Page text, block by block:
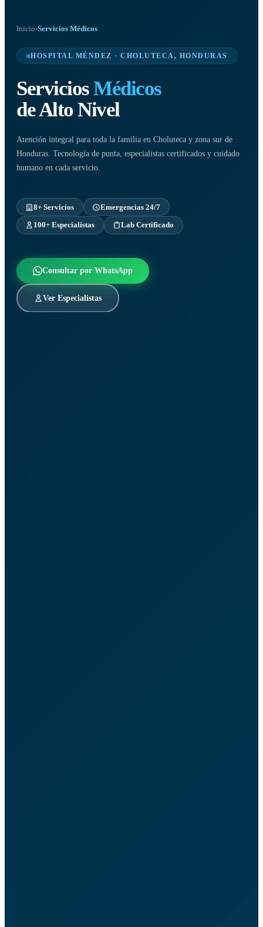
Inicio›Servicios Médicos
HOSPITAL MÉNDEZ · CHOLUTECA, HONDURAS
ServiciosMédicos
de Alto Nivel
Atención integral para toda la familia en Choluteca y zona sur de
Honduras. Tecnología de punta, especialistas certificados y cuidado
humano en cada servicio.
8+ Servicios Emergencias 24/7
100+ Especialistas Lab Certificado
Consultar por WhatsApp
Ver Especialistas